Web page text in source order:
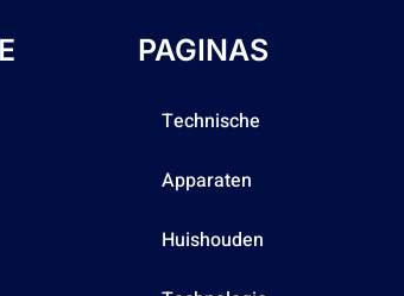
PAGINAS
Technische
Apparaten
Huishouden